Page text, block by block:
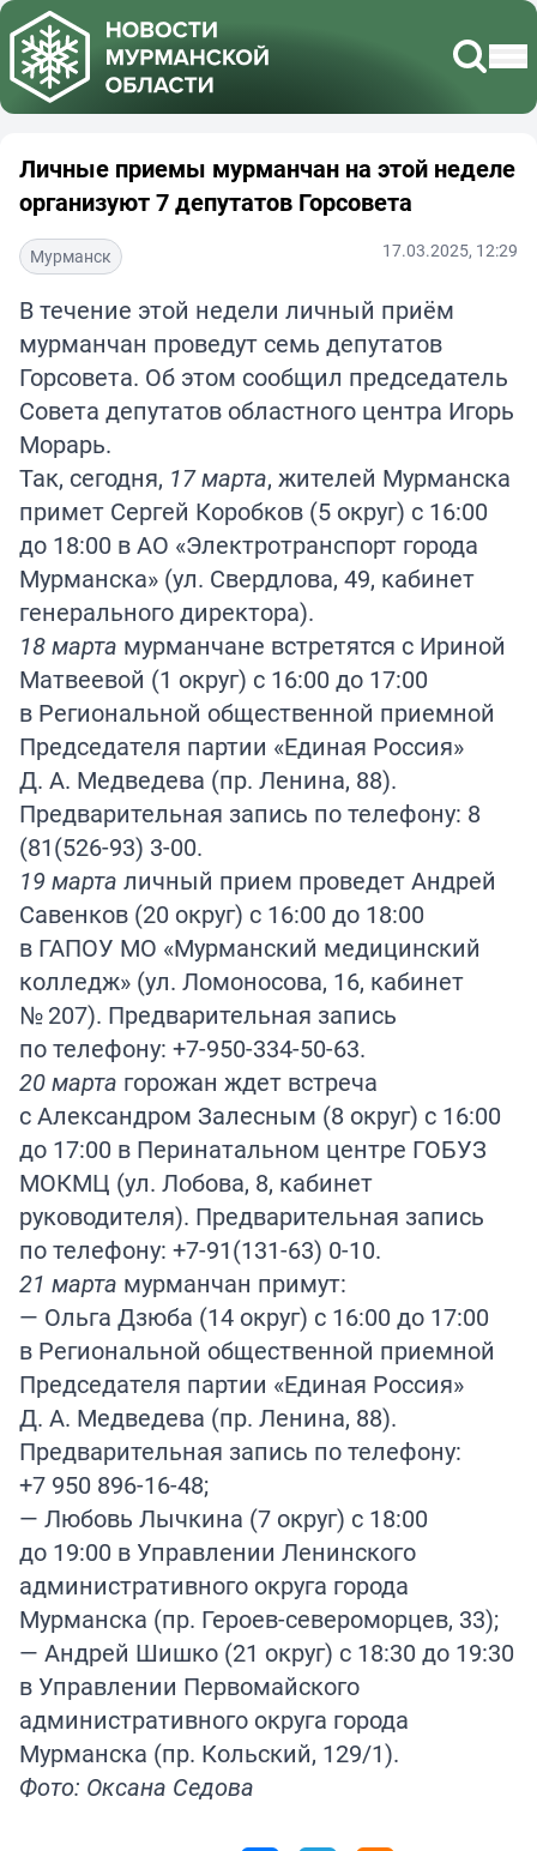
Личные приемы мурманчан на этой неделе
организуют 7 депутатов Горсовета
Мурманск 17.03.2025, 12:29
В течение этой недели личный приём
мурманчан проведут семь депутатов
Горсовета. Об этом сообщил председатель
Совета депутатов областного центра Игорь
Морарь.
Так, сегодня, 17 марта, жителей Мурманска
примет Сергей Коробков (5 округ) с 16:00
до 18:00 в АО «Электротранспорт города
Мурманска» (ул. Свердлова, 49, кабинет
генерального директора).
18 марта мурманчане встретятся с Ириной
Матвеевой (1 округ) с 16:00 до 17:00
в Региональной общественной приемной
Председателя партии «Единая Россия»
Д. А. Медведева (пр. Ленина, 88).
Предварительная запись по телефону: 8
(81(526-93) 3-00.
19 марта личный прием проведет Андрей
Савенков (20 округ) с 16:00 до 18:00
в ГАПОУ МО «Мурманский медицинский
колледж» (ул. Ломоносова, 16, кабинет
№ 207). Предварительная запись
по телефону: +7-950-334-50-63.
20 марта горожан ждет встреча
с Александром Залесным (8 округ) с 16:00
до 17:00 в Перинатальном центре ГОБУЗ
МОКМЦ (ул. Лобова, 8, кабинет
руководителя). Предварительная запись
по телефону: +7-91(131-63) 0-10.
21 марта мурманчан примут:
— Ольга Дзюба (14 округ) с 16:00 до 17:00
в Региональной общественной приемной
Председателя партии «Единая Россия»
Д. А. Медведева (пр. Ленина, 88).
Предварительная запись по телефону:
+7 950 896-16-48;
— Любовь Лычкина (7 округ) с 18:00
до 19:00 в Управлении Ленинского
административного округа города
Мурманска (пр. Героев-североморцев, 33);
— Андрей Шишко (21 округ) с 18:30 до 19:30
в Управлении Первомайского
административного округа города
Мурманска (пр. Кольский, 129/1).
Фото: Оксана Седова